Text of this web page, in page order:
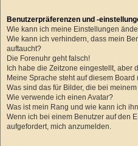
Benutzerpräferenzen und -
Wie kann ich meine Einstellungen
Wie kann ich verhindern, dass mein
auftaucht?
Die Forenuhr geht falsch!
Ich habe die Zeitzone eingestellt, aber
Meine Sprache steht auf diesem Board
Was sind das für Bilder, die bei
Wie verwende ich einen Avatar?
Was ist mein Rang und wie kann ich
Wenn ich bei einem Benutzer auf den
aufgefordert, mich anzumelden.